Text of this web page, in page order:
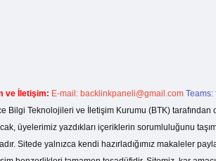
ve İletişim: E-mail: backlinkpaneli@gmail.com Teams:
Bilgi Teknolojileri ve İletişim Kurumu (BTK)
üyelerimiz yazdıkları içeriklerin sorumluluğunu
Sitede yalnızca kendi hazırladığımız makaleler